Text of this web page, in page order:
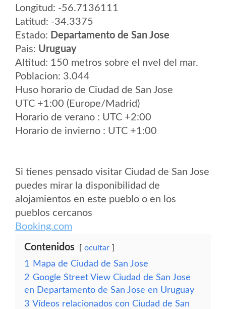
Longitud: -56.7136111
Latitud: -34.3375
Estado: Departamento de San Jose
Pais: Uruguay
Altitud: 150 metros sobre el nvel del mar.
Poblacion: 3.044
Huso horario de Ciudad de San Jose
UTC +1:00 (Europe/Madrid)
Horario de verano : UTC +2:00
Horario de invierno : UTC +1:00
Si tienes pensado visitar Ciudad de San Jose
puedes mirar la disponibilidad de
alojamientos en este pueblo o en los
pueblos cercanos
Booking.com
Contenidos ocultar
1
Mapa de Ciudad de San Jose
2 Google Street View Ciudad de San Jose
en Departamento de San Jose en Uruguay
3 Vídeos relacionados con Ciudad de San